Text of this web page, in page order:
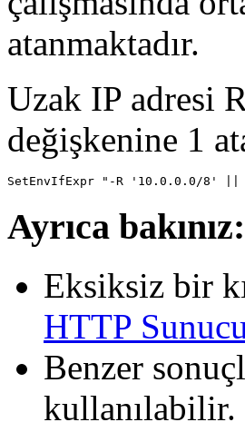
atanmaktadır.
Uzak IP adresi
değişkenine 1
SetEnvIfExpr "-R '10.0.0.0/8'
Ayrıca bakınız:
Eksiksiz bir
HTTP
Benzer
kullanılabilir.